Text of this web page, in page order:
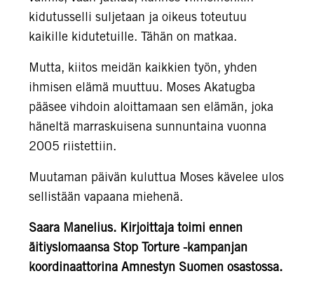
kidutusselli suljetaan ja oikeus toteutuu
kaikille kidutetuille. Tähän on matkaa.
Mutta, kiitos meidän kaikkien työn, yhden
ihmisen elämä muuttuu. Moses Akatugba
pääsee vihdoin aloittamaan sen elämän, joka
häneltä marraskuisena sunnuntaina vuonna
2005 riistettiin.
Muutaman päivän kuluttua Moses kävelee ulos
sellistään vapaana miehenä.
Saara Manelius. Kirjoittaja toimi ennen
äitiyslomaansa Stop Torture -kampanjan
koordinaattorina Amnestyn Suomen osastossa.